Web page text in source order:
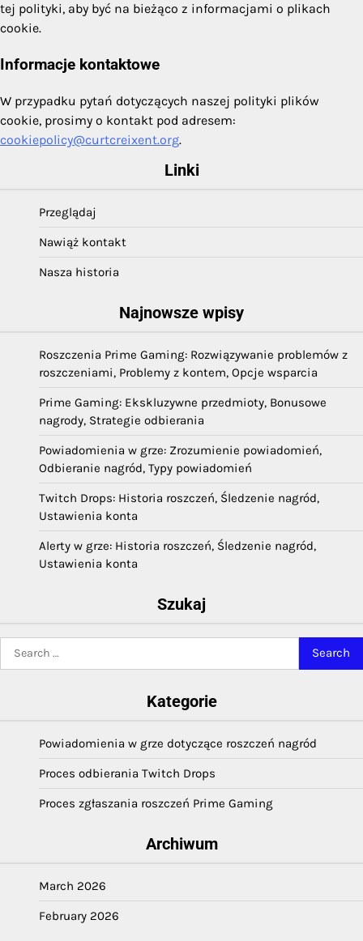
tej polityki, aby być na bieżąco z informacjami o plikach
cookie.
Informacje kontaktowe
W przypadku pytań dotyczących naszej polityki plików
cookie, prosimy o kontakt pod adresem:
cookiepolicy@curtcreixent.org.
Linki
Przeglądaj
Nawiąż kontakt
Nasza historia
Najnowsze wpisy
Roszczenia Prime Gaming: Rozwiązywanie problemów z
roszczeniami, Problemy z kontem, Opcje wsparcia
Prime Gaming: Ekskluzywne przedmioty, Bonusowe
nagrody, Strategie odbierania
Powiadomienia w grze: Zrozumienie powiadomień,
Odbieranie nagród, Typy powiadomień
Twitch Drops: Historia roszczeń, Śledzenie nagród,
Ustawienia konta
Alerty w grze: Historia roszczeń, Śledzenie nagród,
Ustawienia konta
Szukaj
Kategorie
Powiadomienia w grze dotyczące roszczeń nagród
Proces odbierania Twitch Drops
Proces zgłaszania roszczeń Prime Gaming
Archiwum
March 2026
February 2026